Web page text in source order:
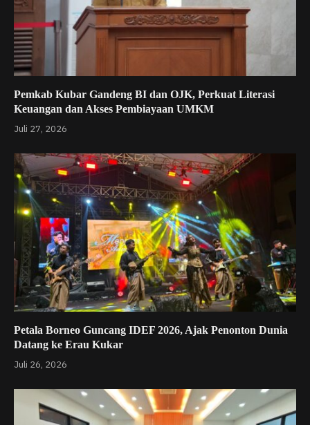
Pemkab Kubar Gandeng BI dan OJK, Perkuat Literasi
Keuangan dan Akses Pembiayaan UMKM
Juli 27, 2026
Petala Borneo Guncang IDEF 2026, Ajak Penonton Dunia
Datang ke Erau Kukar
Juli 26, 2026